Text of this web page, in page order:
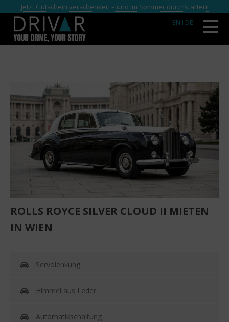
Jetzt Gutschein verschenken – und im Sommer durchstarten!
EN I DE
ROLLS ROYCE SILVER CLOUD II MIETEN
IN WIEN
Servolenkung
Himmel aus Leder
Automatikschaltung